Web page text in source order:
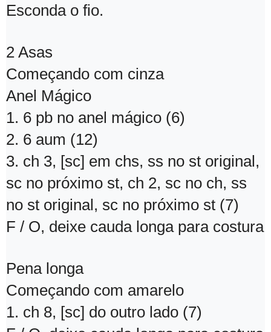
Esconda o fio.
2 Asas
Começando com cinza
Anel Mágico
1. 6 pb no anel mágico (6)
2. 6 aum (12)
3. ch 3, [sc] em chs, ss no st original,
sc no próximo st, ch 2, sc no ch, ss
no st original, sc no próximo st (7)
F / O, deixe cauda longa para costura
Pena longa
Começando com amarelo
1. ch 8, [sc] do outro lado (7)